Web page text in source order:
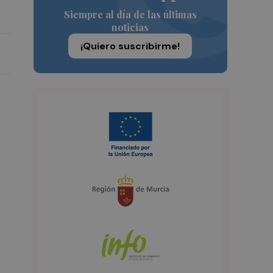
Siempre al día de las últimas
noticias
¡Quiero suscribirme!